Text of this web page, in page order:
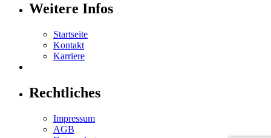
Weitere Infos
Startseite
Kontakt
Karriere
Rechtliches
Impressum
AGB